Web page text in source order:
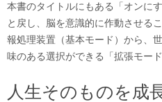
本書のタイトルにもある「オンに
と戻し、脳を意識的に作動させる
報処理装置（基本モード）から、
味のある選択ができる「拡張モー
人生そのものを成